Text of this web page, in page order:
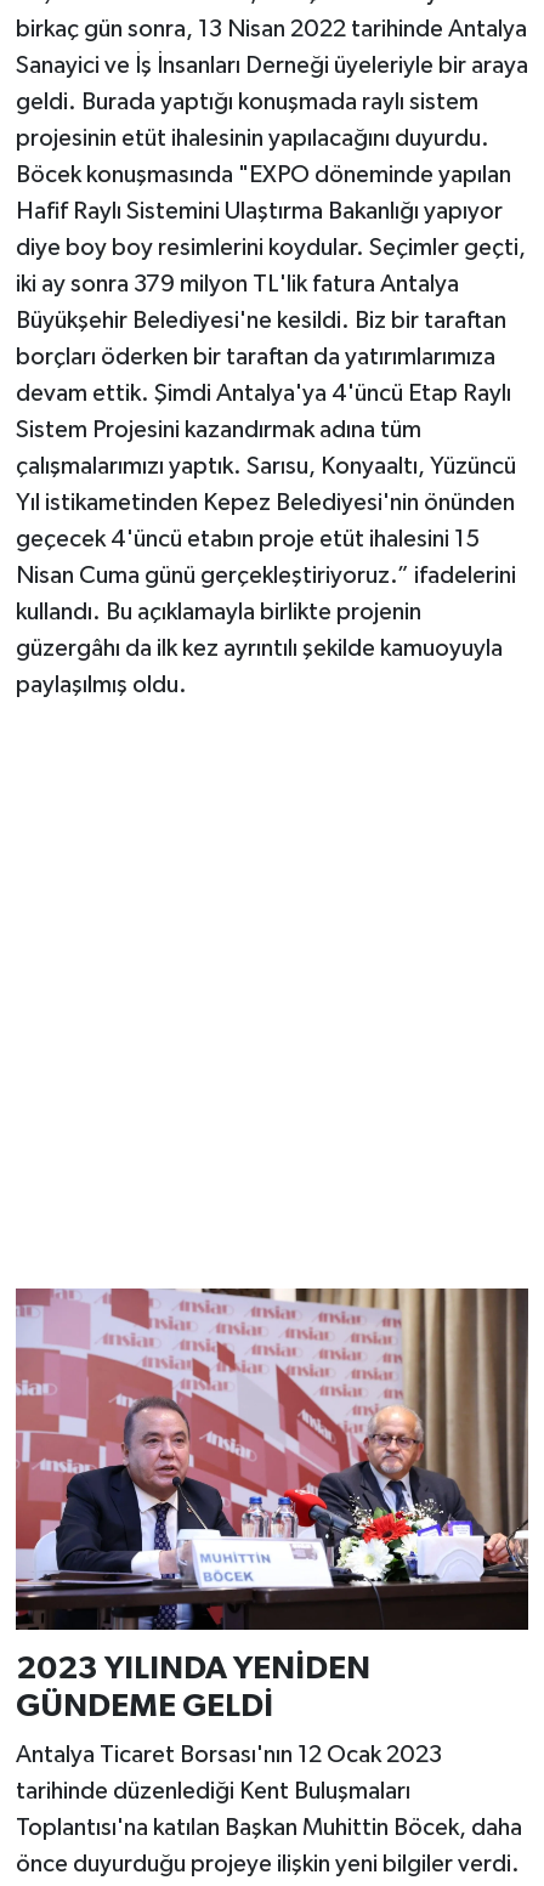
birkaç gün sonra, 13 Nisan 2022 tarihinde Antalya
Sanayici ve İş İnsanları Derneği üyeleriyle bir araya
geldi. Burada yaptığı konuşmada raylı sistem
projesinin etüt ihalesinin yapılacağını duyurdu.
Böcek konuşmasında "EXPO döneminde yapılan
Hafif Raylı Sistemini Ulaştırma Bakanlığı yapıyor
diye boy boy resimlerini koydular. Seçimler geçti,
iki ay sonra 379 milyon TL'lik fatura Antalya
Büyükşehir Belediyesi'ne kesildi. Biz bir taraftan
borçları öderken bir taraftan da yatırımlarımıza
devam ettik. Şimdi Antalya'ya 4'üncü Etap Raylı
Sistem Projesini kazandırmak adına tüm
çalışmalarımızı yaptık. Sarısu, Konyaaltı, Yüzüncü
Yıl istikametinden Kepez Belediyesi'nin önünden
geçecek 4'üncü etabın proje etüt ihalesini 15
Nisan Cuma günü gerçekleştiriyoruz.” ifadelerini
kullandı. Bu açıklamayla birlikte projenin
güzergâhı da ilk kez ayrıntılı şekilde kamuoyuyla
paylaşılmış oldu.
2023 YILINDA YENİDEN
GÜNDEME GELDİ
Antalya Ticaret Borsası'nın 12 Ocak 2023
tarihinde düzenlediği Kent Buluşmaları
Toplantısı'na katılan Başkan Muhittin Böcek, daha
önce duyurduğu projeye ilişkin yeni bilgiler verdi.